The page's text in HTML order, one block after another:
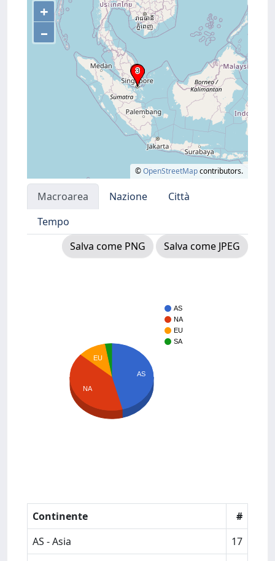
+
–
©OpenStreetMapcontributors.
Macroarea Nazione
Città
Tempo
Salva come PNG
Salva come JPEG
AS
NA
EU
SA
AS
EU
NA
Continente
#
AS - Asia
17